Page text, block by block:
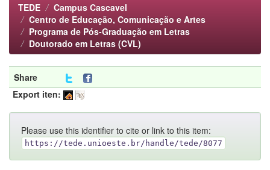
TEDE
Campus Cascavel
Centro de Educação, Comunicação e Artes
Programa de Pós-Graduação em Letras
Doutorado em Letras (CVL)
Share
Export iten:
Please use this identifier to cite or link to this item:
https://tede.unioeste.br/handle/tede/8077